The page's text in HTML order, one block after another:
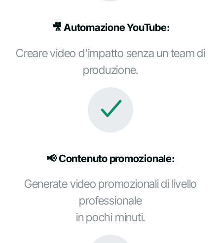
🎥 Automazione YouTube:
Creare video d'impatto senza un team di
produzione.
📢 Contenuto promozionale:
Generate video promozionali di livello
professionale
in pochi minuti.